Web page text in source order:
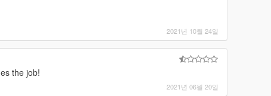
2021년 10월 24일
the job!
2021년 06월 20일